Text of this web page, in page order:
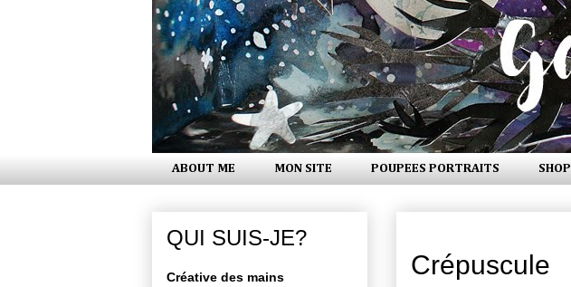
ABOUT ME MON SITE POUPEES PORTRAITS SHOP
Crépuscule
QUI SUIS-JE?
Créative des mains